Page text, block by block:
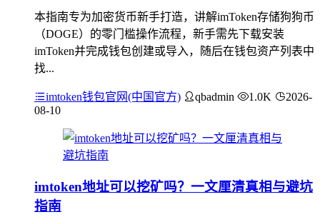
本指南专为加密货币新手打造，讲解imToken存储狗狗币
（DOGE）的零门槛操作流程，新手需先下载安装
imToken并完成钱包创建或导入，随后在钱包资产列表中
找...
imtoken钱包官网(中国官方) qbadmin 1.0K
2026-
08-10
imtoken地址可以挖矿吗？一文厘清真相与避坑
指南